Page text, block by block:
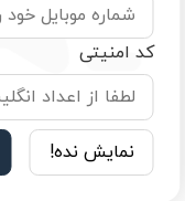
آب
چرا از
کد امنیتی
نمایش نده!